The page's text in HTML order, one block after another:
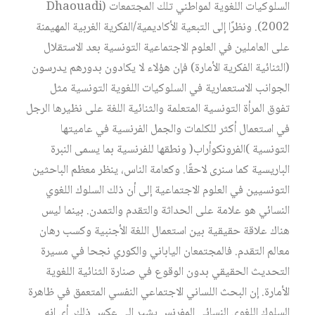
السلوكيات اللغوية لمواطني تلك المجتمعات (Dhaouadi
2002). ونظرًا إلى التبعية الأكاديمية/الفكرية الغربية المهيمنة
على العاملين في العلوم الاجتماعية التونسية بعد الاستقلال
(الثنائية الفكرية الأمارة) فإن هؤلاء لا يكادون بدورهم يدرسون
الجوانب الاستعمارية في السلوكيات اللغوية التونسية مثل
تفوق المرأة التونسية المتعلمة والثنائية اللغة على نظيرها الرجل
في استعمال أكثر للكلمات والجمل الفرنسية في عاميتها
التونسية )الفرونكوأراب( ونطقها للفرنسية بما يسمى النبرة
الباريسية كما سنرى لاحقًا. وكعامة الناس، ينظر معظم الباحثين
التونسيين في العلوم الاجتماعية إلى أن ذلك السلوك اللغوي
النسائي هو علامة على الحداثة والتقدم والتمدن. بينما ليس
هناك علاقة حقيقية بين استعمال اللغة الأجنبية وكسب رهان
معالم التقدم. فالمجتمعان الياباني والكوري نجحا في مسيرة
التحديث الحقيقي بدون الوقوع في صنارة الثنائية اللغوية
الأمارة. إن البحث اللساني الاجتماعي النفسي المتعمق في ظاهرة